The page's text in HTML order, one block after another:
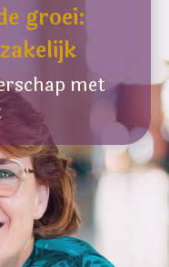
groei:
met